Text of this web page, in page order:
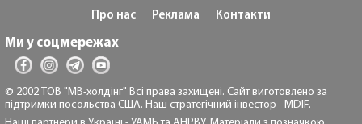
Про нас Реклама Контакти
Ми у соцмережах
© 2002 ТОВ "МВ-холдінг" Всі права захищені. Сайт виготовлено за
підтримки посольства США. Наш стратегічний інвестор - MDIF.